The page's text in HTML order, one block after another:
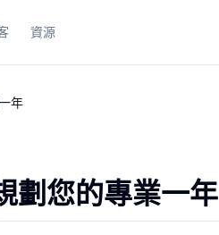
資源
年
劃您的專業一年